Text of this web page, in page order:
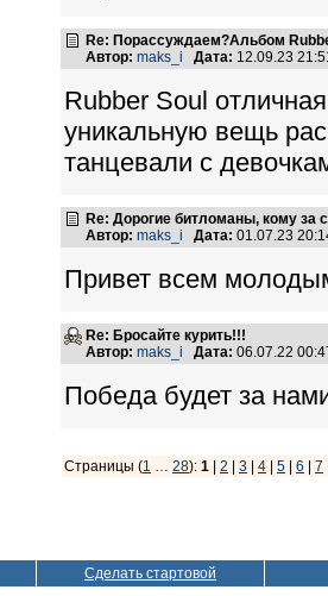
Re: Порассуждаем?Альбом
Автор: maks_i Дата: 12.09.23
Rubber Soul
уникальную вещь
танцевали с
Re: Дорогие битломаны, кому за
Автор: maks_i Дата: 01.07.23
Привет всем
Re: Бросайте курить!!!
Автор: maks_i Дата: 06.07.22
Победа будет за
Страницы (1 28): 1 | 2 | 3 | 4 | 5 | 6 | 7
Сделать стартовой